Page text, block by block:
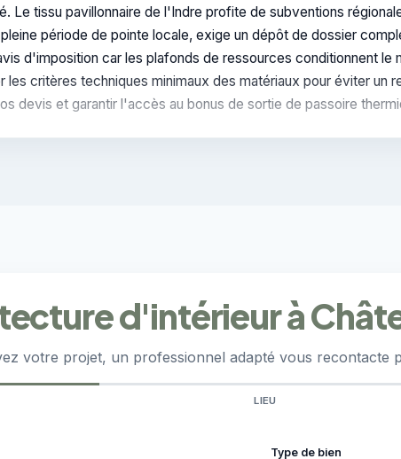
Le tissu pavillonnaire de l'Indre profite de subventions
période de pointe locale, exige un dépôt de dossier
d'imposition car les plafonds de ressources conditionnent
critères techniques minimaux des matériaux pour éviter un
devis et garantir l'accès au bonus de sortie de passoire
d'intérieur à
votre projet, un professionnel adapté vous
LIEU
Type de bien